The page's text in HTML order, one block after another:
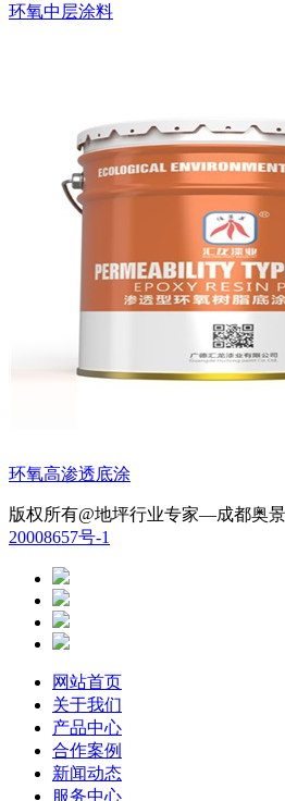
环氧中层涂料
环氧高渗透底涂
版权所有@地坪行业专家—成都奥景
20008657号-1
网站首页
关于我们
产品中心
合作案例
新闻动态
服务中心